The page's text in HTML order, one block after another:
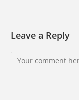
Leave a Reply
Comment